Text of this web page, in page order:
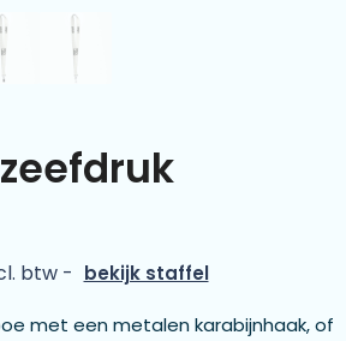
btw - bekijk staffel
met een metalen karabijnhaak, of